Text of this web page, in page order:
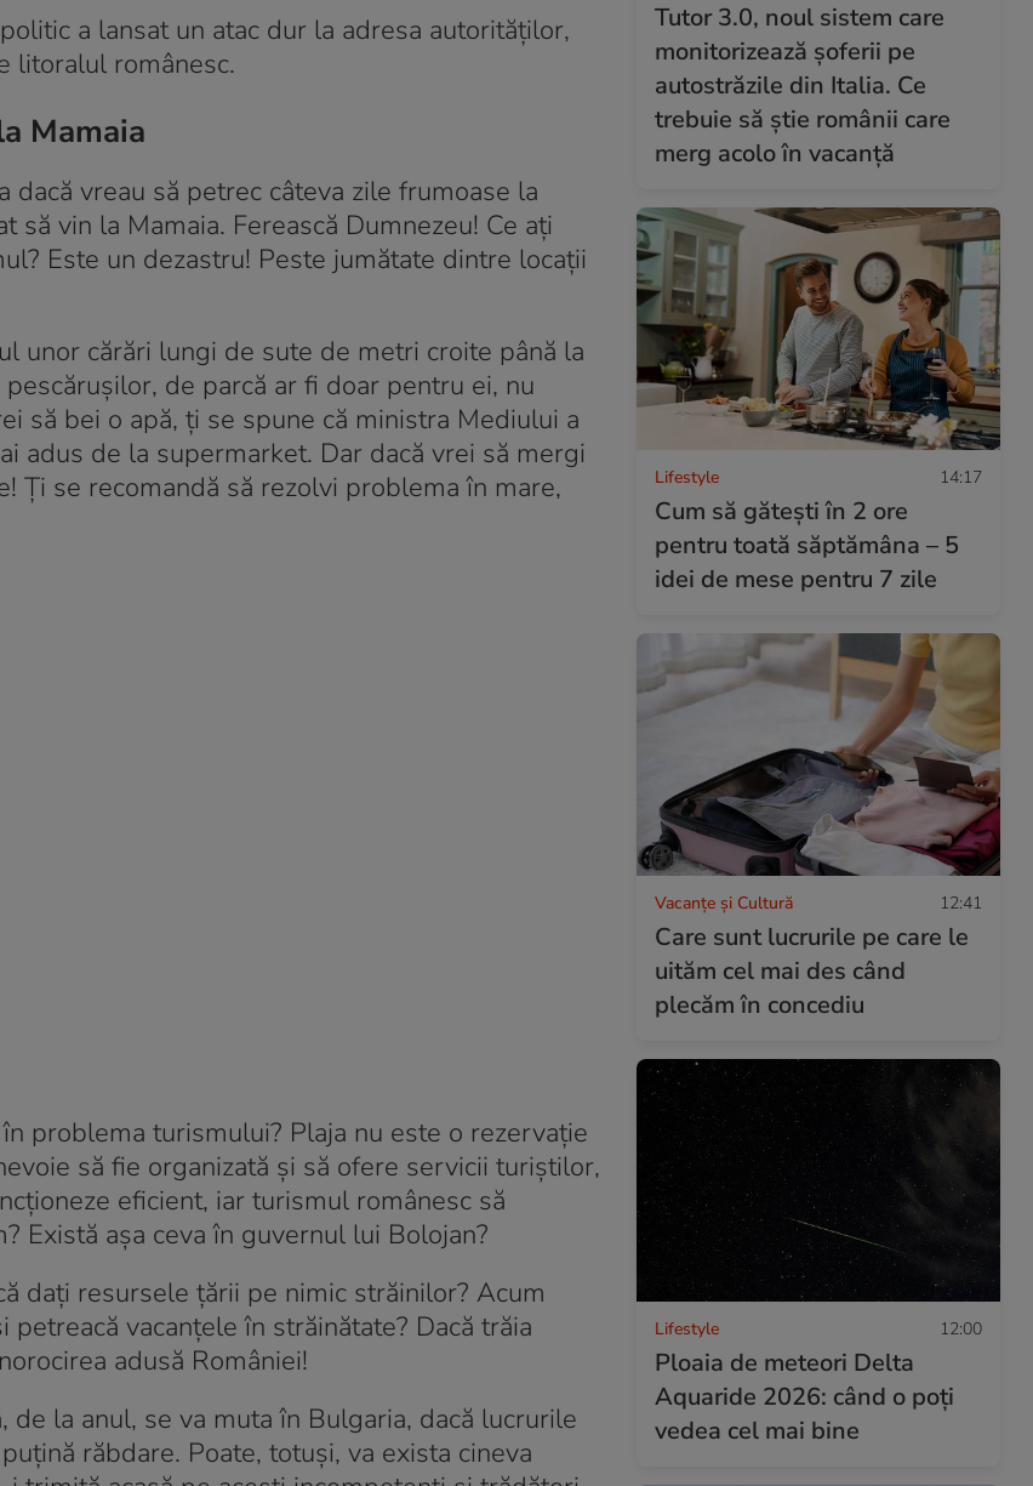
a lansat un atac dur la adresa autorităților,
litoralul românesc.
Mamaia
vreau să petrec câteva zile frumoase la
să vin la Mamaia. Ferească Dumnezeu! Ce ați
Este un dezastru! Peste jumătate dintre locații
unor cărări lungi de sute de metri croite până la
de parcă ar fi doar pentru ei, nu
să bei o apă, ți se spune că ministra Mediului a
adus de la supermarket. Dar dacă vrei să mergi
Ți se recomandă să rezolvi problema în mare,
problema turismului? Plaja nu este o rezervație
să fie organizată și să ofere servicii turiștilor,
eficient, iar turismul românesc să
Există așa ceva în guvernul lui Bolojan?
dați resursele țării pe nimic străinilor? Acum
vacanțele în străinătate? Dacă trăia
adusă României!
la anul, se va muta în Bulgaria, dacă lucrurile
răbdare. Poate, totuși, va exista cineva
Tutor 3.0, noul sistem care
monitorizează șoferii pe
autostrăzile din Italia. Ce
trebuie să știe românii care
merg acolo în vacanță
Lifestyle 14:17
Cum să gătești în 2 ore
pentru toată săptămâna – 5
idei de mese pentru 7 zile
Vacanțe și Cultură 12:41
Care sunt lucrurile pe care le
uităm cel mai des când
plecăm în concediu
Lifestyle 12:00
Ploaia de meteori Delta
Aquaride 2026: când o poți
vedea cel mai bine